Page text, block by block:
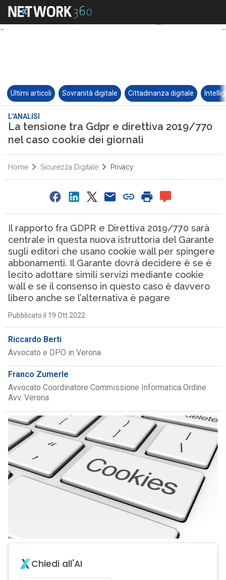
Ultimi articoli Sovranità digitale Cittadinanza digitale
L'ANALISI
La tensione tra Gdpr e direttiva 2019/770
nel caso cookie dei giornali
Home Sicurezza Digitale Privacy
Il rapporto fra GDPR e Direttiva 2019/770 sarà
centrale in questa nuova istruttoria del Garante
sugli editori che usano cookie wall per spingere
abbonamenti. Il Garante dovrà decidere è se è
lecito adottare simili servizi mediante cookie
wall e se il consenso in questo caso è davvero
libero anche se l’alternativa è pagare
Pubblicato il 19 Ott 2022
Riccardo Berti
Avvocato e DPO in Verona
Franco Zumerle
Avvocato Coordinatore Commissione Informatica Ordine
Avv. Verona
Chiedi all'AI